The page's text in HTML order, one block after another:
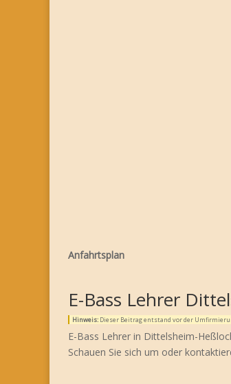
Anfahrtsplan
E-Bass Lehrer
Hinweis: Dieser Beitrag entstand vor der
E-Bass Lehrer in Dittelsheim-
Schauen Sie sich um oder